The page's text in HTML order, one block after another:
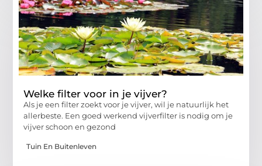
Welke filter voor in je vijver?
Als je een filter zoekt voor je vijver, wil je natuurlijk het
allerbeste. Een goed werkend vijverfilter is nodig om je
vijver schoon en gezond
Tuin En Buitenleven